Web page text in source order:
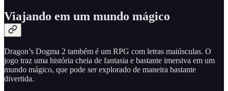
Viajando em um mundo mágico
Dragon’s Dogma 2 também é um RPG com letras maiúsculas. O
jogo traz uma história cheia de fantasia e bastante imersiva em um
mundo mágico, que pode ser explorado de maneira bastante
divertida.